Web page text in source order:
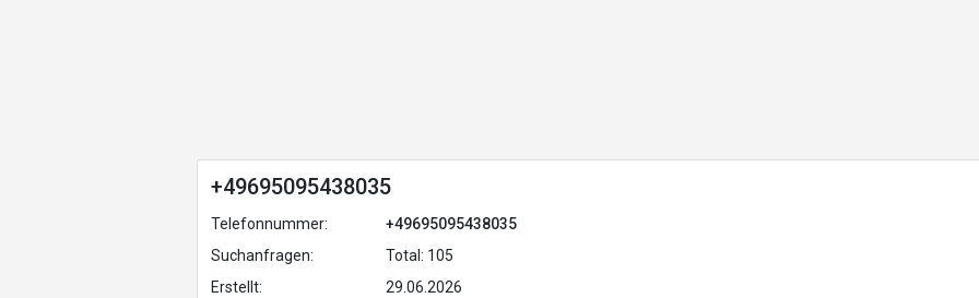
+49695095438035
Telefonnummer:
+49695095438035
Suchanfragen:
Total: 105
Erstellt:
29.06.2026